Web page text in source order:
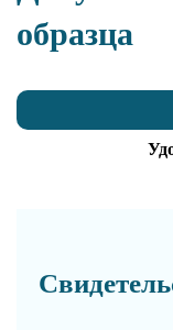
образца